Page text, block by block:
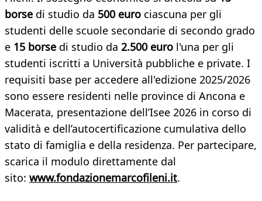
borse di studio da 500 euro ciascuna per gli
studenti delle scuole secondarie di secondo grado
e 15 borse di studio da 2.500 euro l'una per gli
studenti iscritti a Università pubbliche e private. I
requisiti base per accedere all'edizione 2025/2026
sono essere residenti nelle province di Ancona e
Macerata, presentazione dell’Isee 2026 in corso di
validità e dell’autocertificazione cumulativa dello
stato di famiglia e della residenza. Per partecipare,
scarica il modulo direttamente dal
sito: www.fondazionemarcofileni.it.